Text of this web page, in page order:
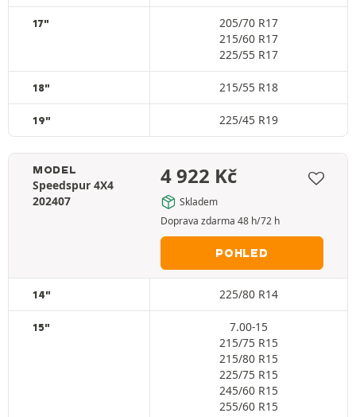
17"
205/70 R17
215/60 R17
225/55 R17
18" 215/55 R18
19" 225/45 R19
MODEL
Speedspur 4X4
202407
4 922 Kč
Skladem
Doprava zdarma 48 h/72 h
POHLED
14" 225/80 R14
15"
7.00-15
215/75 R15
215/80 R15
225/75 R15
245/60 R15
255/60 R15